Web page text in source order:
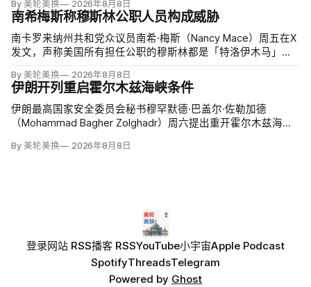
念。英国自由民主党议员丽莎·斯玛特（Lisa Smart）指责特朗
普政府用「MAGA资金」干预英国民主；
By 美轮美换 2026年8月8日
南希梅斯称穆斯林公职人员构成威胁
南卡罗来纳州共和党众议员南希·梅斯（Nancy Mace）周五在X
发文，声称美国所有担任公职的穆斯林都是「特洛伊木马」，
默」。截至浏览器核验时，这条帖子获得约440万次浏览、6.2
万次点赞、1万次转发和7800条回复。
By 美轮美换 2026年8月8日
伊朗开列重启霍尔木兹海峡条件
伊朗最高国家安全委员会秘书穆罕默德·巴盖尔·佐勒加德
（Mohammad Bagher Zolghadr）周六提出重开霍尔木兹海峡
支付战争赔偿、释放被冻结资产，并停止攻击伊朗地区盟友及
By 美轮美换 2026年8月8日
登录网站 RSS播客 RSSYouTube小宇宙Apple Podcast
SpotifyThreadsTelegram
Powered by Ghost